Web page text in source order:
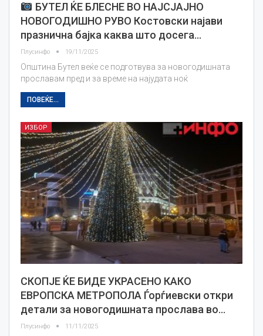
БУТЕЛ ЌЕ БЛЕСНЕ ВО НАЈСЈАЈНО
НОВОГОДИШНО РУВО Костовски најави
празнична бајка каква што досега…
Плусинфо 19/11/2025
Општина Бутел веќе се подготвува за новогодишната
прославам пред и за време на најудата ноќ
ПОВЕЌЕ...
ИЗБОР
СКОПЈЕ ЌЕ БИДЕ УКРАСЕНО КАКО
ЕВРОПСКА МЕТРОПОЛА Ѓорѓиевски откри
детали за новогодишната прослава во…
Плусинфо 11/11/2025